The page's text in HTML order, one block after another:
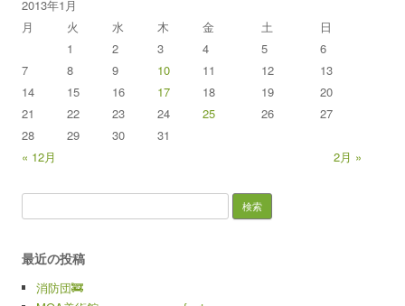
2013年1月
月
火 水 木 金 土 日
« 12月 2月 »
1 2 3 4 5
6
7
8 9 10 11 12
13
14
15 16 17 18 19
20
21
22 23 24 25 26
27
28
29 30 31
最近の投稿
消防団🚒